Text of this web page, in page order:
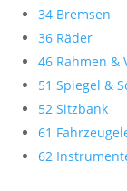
34 Bremsen
36 Räder
46 Rahmen &
51 Spiegel &
52 Sitzbank
61
62